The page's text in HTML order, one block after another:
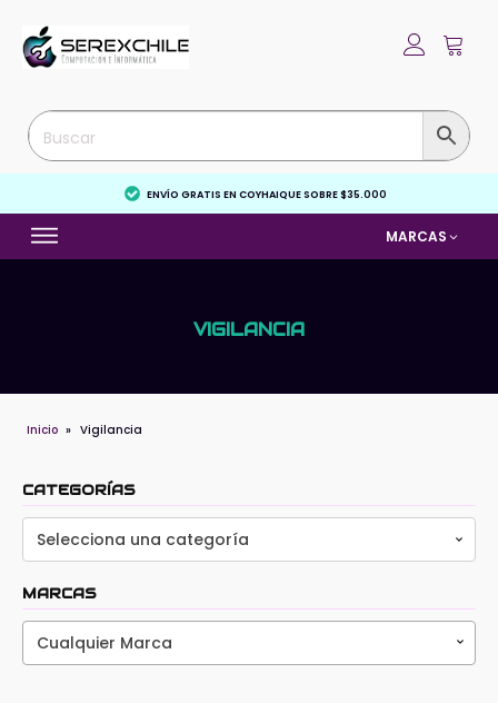
ENVÍO GRATIS EN COYHAIQUE SOBRE $35.000
MARCAS
VIGILANCIA
Inicio » Vigilancia
CATEGORÍAS
Selecciona una categoría
MARCAS
Cualquier Marca